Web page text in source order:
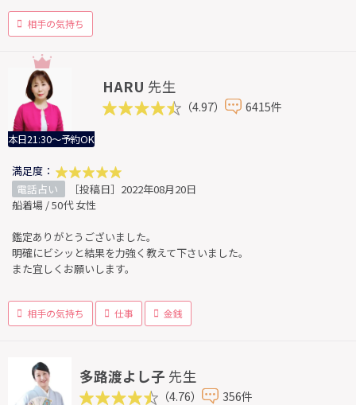
相手の気持ち
本日21:30～予約OK
HARU 先生
（4.97） 6415件
満足度：
電話占い
［投稿日］2022年08月20日
船着場 / 50代 女性
鑑定ありがとうございました。
明確にビシッと結果を力強く教えて下さいました。
また宜しくお願いします。
相手の気持ち 仕事 金銭
多路渡よし子 先生
（4.76） 356件